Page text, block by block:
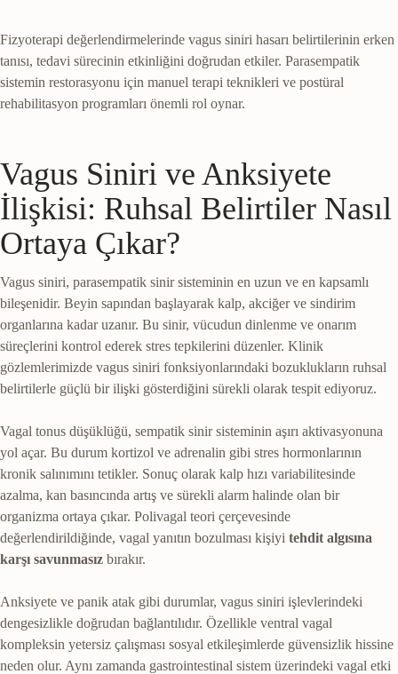
Fizyoterapi değerlendirmelerinde vagus siniri hasarı belirtilerinin erken
tanısı, tedavi sürecinin etkinliğini doğrudan etkiler. Parasempatik
sistemin restorasyonu için manuel terapi teknikleri ve postüral
rehabilitasyon programları önemli rol oynar.
Vagus Siniri ve Anksiyete
İlişkisi: Ruhsal Belirtiler Nasıl
Ortaya Çıkar?
Vagus siniri, parasempatik sinir sisteminin en uzun ve en kapsamlı
bileşenidir. Beyin sapından başlayarak kalp, akciğer ve sindirim
organlarına kadar uzanır. Bu sinir, vücudun dinlenme ve onarım
süreçlerini kontrol ederek stres tepkilerini düzenler. Klinik
gözlemlerimizde vagus siniri fonksiyonlarındaki bozuklukların ruhsal
belirtilerle güçlü bir ilişki gösterdiğini sürekli olarak tespit ediyoruz.
Vagal tonus düşüklüğü, sempatik sinir sisteminin aşırı aktivasyonuna
yol açar. Bu durum kortizol ve adrenalin gibi stres hormonlarının
kronik salınımını tetikler. Sonuç olarak kalp hızı variabilitesinde
azalma, kan basıncında artış ve sürekli alarm halinde olan bir
organizma ortaya çıkar. Polivagal teori çerçevesinde
değerlendirildiğinde, vagal yanıtın bozulması kişiyi tehdit algısına
karşı savunmasız bırakır.
Anksiyete ve panik atak gibi durumlar, vagus siniri işlevlerindeki
dengesizlikle doğrudan bağlantılıdır. Özellikle ventral vagal
kompleksin yetersiz çalışması sosyal etkileşimlerde güvensizlik hissine
neden olur. Aynı zamanda gastrointestinal sistem üzerindeki vagal etki